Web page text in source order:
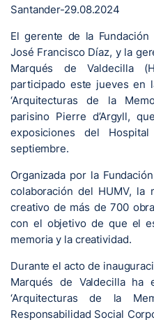
Santander-29.08.2024
El gerente de la Fundación
José Francisco Díaz, y la
Marqués de Valdecilla
participado este jueves en
‘Arquitecturas de la
parisino Pierre d’Argyll,
exposiciones del
septiembre.
Organizada por la
colaboración del HUMV,
creativo de más de 700
con el objetivo de que el
memoria y la creatividad.
Durante el acto de
Marqués de Valdecilla ha
‘Arquitecturas de la
Responsabilidad Social